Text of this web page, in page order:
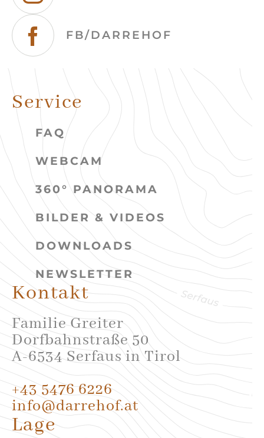
FB/DARREHOF
Service
FAQ
WEBCAM
360° PANORAMA
BILDER & VIDEOS
DOWNLOADS
NEWSLETTER
Kontakt
Familie Greiter
Dorfbahnstraße 50
A-6534 Serfaus in Tirol
+43 5476 6226
info@darrehof.at
Lage